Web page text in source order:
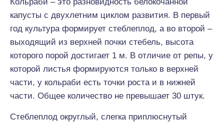
капусты с двухлетним циклом развития. В первый
год культура формирует стеблеплод, а во второй –
выходящий из верхней почки стебель, высота
которого порой достигает 1 м. В отличие от репы, у
которой листья формируются только в верхней
части, у кольраби есть точки роста и в нижней
части. Общее количество не превышает 30 штук.
Стеблеплод округлый, слегка приплюснутый